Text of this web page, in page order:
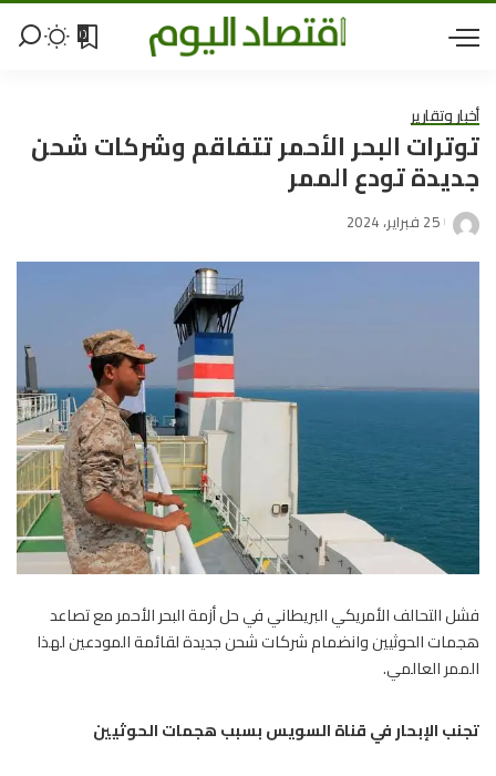
0
أخبار وتقارير
توترات البحر الأحمر تتفاقم وشركات شحن
جديدة تودع الممر
25 فبراير، 2024
فشل التحالف الأمريكي البريطاني في حل أزمة البحر الأحمر مع تصاعد
هجمات الحوثيين وانضمام شركات شحن جديدة لقائمة المودعين لهذا
الممر العالمي.
تجنب الإبحار في قناة السويس بسبب هجمات الحوثيين